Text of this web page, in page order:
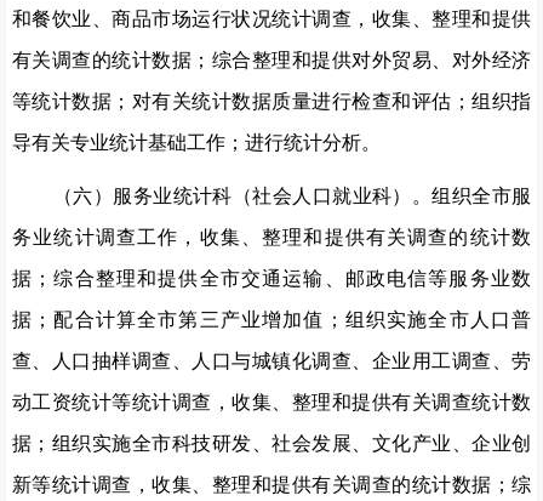
和餐饮业、商品市场运行状况统计调查，收集、整理和提供
有关调查的统计数据；综合整理和提供对外贸易、对外经济
等统计数据；对有关统计数据质量进行检查和评估；组织指
导有关专业统计基础工作；进行统计分析。
（六）服务业统计科（社会人口就业科）。组织全市服
务业统计调查工作，收集、整理和提供有关调查的统计数
据；综合整理和提供全市交通运输、邮政电信等服务业数
据；配合计算全市第三产业增加值；组织实施全市人口普
查、人口抽样调查、人口与城镇化调查、企业用工调查、劳
动工资统计等统计调查，收集、整理和提供有关调查统计数
据；组织实施全市科技研发、社会发展、文化产业、企业创
新等统计调查，收集、整理和提供有关调查的统计数据；综